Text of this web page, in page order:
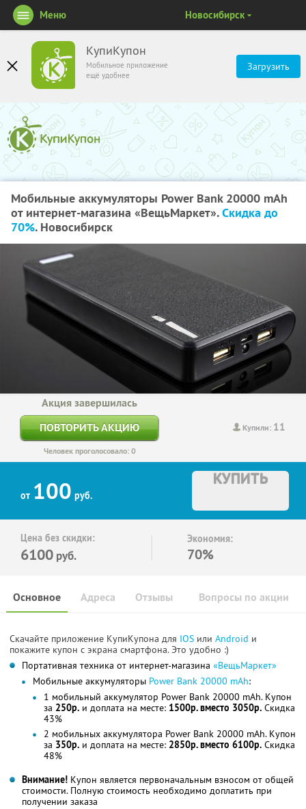
КупиКупон
Мобильное приложение
ещё удобнее
Загрузить
Меню Новосибирск
Мобильные аккумуляторы Power Bank 20000 mAh
от интернет-магазина «ВещьМаркет».Скидка до
70%. Новосибирск
Купили: 11
Акция завершилась
ПОВТОРИТЬ АКЦИЮ
Человек проголосовало: 0
от 100 руб.
КУПИТЬ
Цена без скидки:
6100 руб.
Экономия:
70%
Основное Отзывы Вопросы по акции
Адреса
Скачайте приложение КупиКупона для IOS или Android и
покажите купон с экрана смартфона. Это удобно :)
Портативная техника от интернет-магазина «ВещьМаркет»
Мобильные аккумуляторы Power Bank 20000 mAh:
1 мобильный аккумулятор Power Bank 20000 mAh. Купон
за 250р. и доплата на месте: 1500р. вместо 3050р. Скидка
43%
2 мобильных аккумулятора Power Bank 20000 mAh. Купон
за 350р. и доплата на месте: 2850р. вместо 6100р. Скидка
48%
Внимание! Купон является первоначальным взносом от общей
стоимости. Полную стоимость необходимо доплатить при
получении заказа